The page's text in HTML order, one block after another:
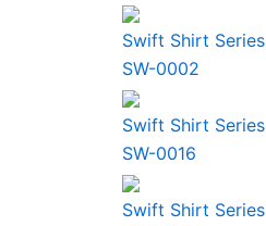
Swift Shirt Series
SW-0002
Swift Shirt Series
SW-0016
Swift Shirt Series